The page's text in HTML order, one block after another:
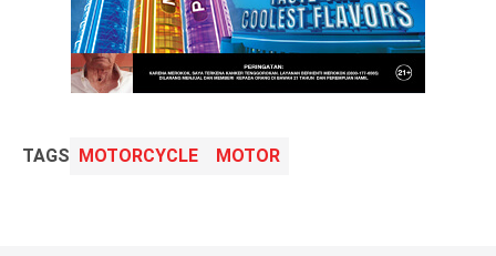
TAGS MOTORCYCLE MOTOR